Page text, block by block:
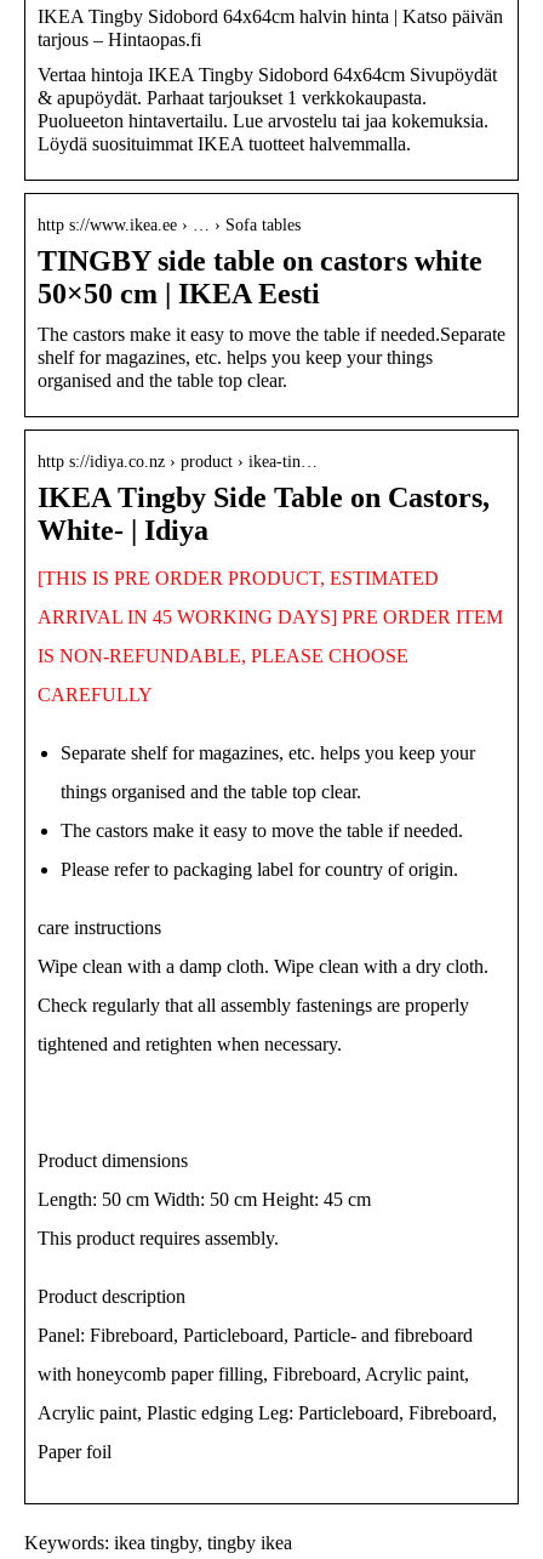
IKEA Tingby Sidobord 64x64cm halvin hinta | Katso päivän
tarjous – Hintaopas.fi
Vertaa hintoja IKEA Tingby Sidobord 64x64cm Sivupöydät
& apupöydät. Parhaat tarjoukset 1 verkkokaupasta.
Puolueeton hintavertailu. Lue arvostelu tai jaa kokemuksia.
Löydä suosituimmat IKEA tuotteet halvemmalla.
http s://www.ikea.ee › … › Sofa tables
TINGBY side table on castors white
50×50 cm | IKEA Eesti
The castors make it easy to move the table if needed.Separate
shelf for magazines, etc. helps you keep your things
organised and the table top clear.
http s://idiya.co.nz › product › ikea-tin…
IKEA Tingby Side Table on Castors,
White- | Idiya
[THIS IS PRE ORDER PRODUCT, ESTIMATED
ARRIVAL IN 45 WORKING DAYS] PRE ORDER ITEM
IS NON-REFUNDABLE, PLEASE CHOOSE
CAREFULLY
Separate shelf for magazines, etc. helps you keep your
things organised and the table top clear.
The castors make it easy to move the table if needed.
Please refer to packaging label for country of origin.
care instructions
Wipe clean with a damp cloth. Wipe clean with a dry cloth.
Check regularly that all assembly fastenings are properly
tightened and retighten when necessary.
Product dimensions
Length: 50 cm Width: 50 cm Height: 45 cm
This product requires assembly.
Product description
Panel: Fibreboard, Particleboard, Particle- and fibreboard
with honeycomb paper filling, Fibreboard, Acrylic paint,
Acrylic paint, Plastic edging Leg: Particleboard, Fibreboard,
Paper foil
Keywords: ikea tingby, tingby ikea